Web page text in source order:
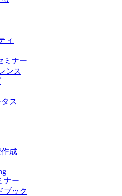
ィ
ミナー
ンス
ス
作成
ナー
ブック